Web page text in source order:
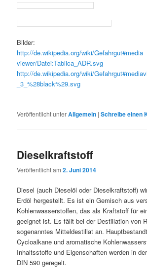
Bilder:
http://de.wikipedia.org/wiki/Gefahrgut#media
viewer/Datei:Tablica_ADR.svg
http://de.wikipedia.org/wiki/
_3_%28black%29.svg
Veröffentlicht unterAllgemein |Schreibe einen
Dieselkraftstoff
Veröffentlicht am2. Juni 2014
Diesel (auch Dieselöl oder Dieselkraftstoff)
Erdöl hergestellt. Es ist ein Gemisch aus
Kohlenwasserstoffen, das als Kraftstoff für
geeignet ist. Es fällt bei der Destillation von
sogenanntes Mitteldestillat an.
Cycloalkane und aromatische
Inhaltsstoffe und Eigenschaften werden in
DIN 590 geregelt.